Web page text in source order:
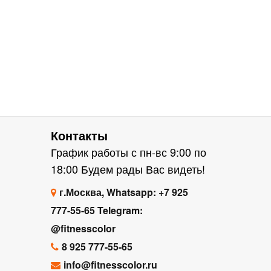
Контакты
График работы с пн-вс 9:00 по
18:00 Будем рады Вас видеть!
г.Москва, Whatsapp: +7 925
777-55-65 Telegram:
@fitnesscolor
8 925 777-55-65
info@fitnesscolor.ru